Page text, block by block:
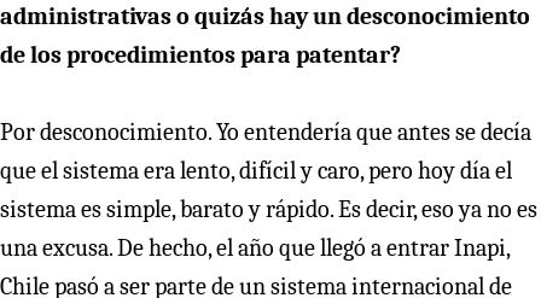
administrativas o quizás hay un desconocimiento
de los procedimientos para patentar?
Por desconocimiento. Yo entendería que antes se decía
que el sistema era lento, difícil y caro, pero hoy día el
sistema es simple, barato y rápido. Es decir, eso ya no es
una excusa. De hecho, el año que llegó a entrar Inapi,
Chile pasó a ser parte de un sistema internacional de